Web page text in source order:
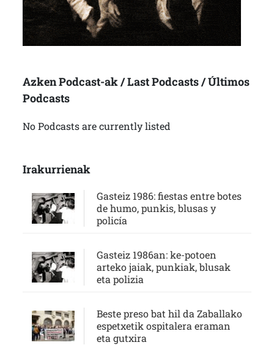
Azken Podcast-ak / Last Podcasts / Últimos
Podcasts
No Podcasts are currently listed
Irakurrienak
Gasteiz 1986: fiestas entre botes
de humo, punkis, blusas y
policía
Gasteiz 1986an: ke-potoen
arteko jaiak, punkiak, blusak
eta polizia
Beste preso bat hil da Zaballako
espetxetik ospitalera eraman
eta gutxira